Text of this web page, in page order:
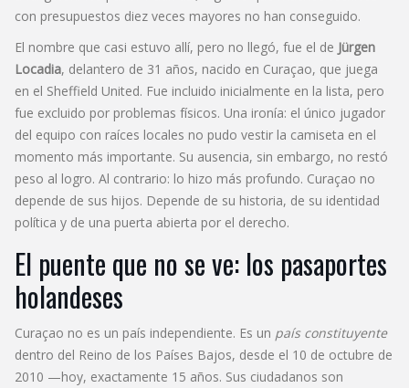
con presupuestos diez veces mayores no han conseguido.
El nombre que casi estuvo allí, pero no llegó, fue el de Jürgen
Locadia, delantero de 31 años, nacido en Curaçao, que juega
en el Sheffield United. Fue incluido inicialmente en la lista, pero
fue excluido por problemas físicos. Una ironía: el único jugador
del equipo con raíces locales no pudo vestir la camiseta en el
momento más importante. Su ausencia, sin embargo, no restó
peso al logro. Al contrario: lo hizo más profundo. Curaçao no
depende de sus hijos. Depende de su historia, de su identidad
política y de una puerta abierta por el derecho.
El puente que no se ve: los pasaportes
holandeses
Curaçao no es un país independiente. Es un país constituyente
dentro del Reino de los Países Bajos, desde el 10 de octubre de
2010 —hoy, exactamente 15 años. Sus ciudadanos son